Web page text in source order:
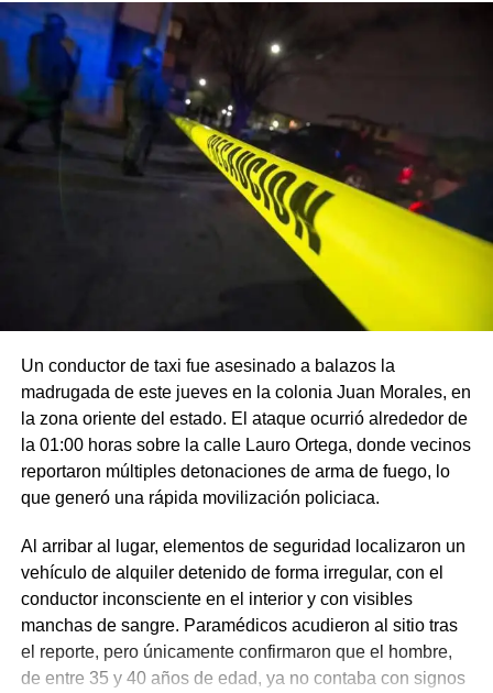
Un conductor de taxi fue asesinado a balazos la
madrugada de este jueves en la colonia Juan Morales, en
la zona oriente del estado. El ataque ocurrió alrededor de
la 01:00 horas sobre la calle Lauro Ortega, donde vecinos
reportaron múltiples detonaciones de arma de fuego, lo
que generó una rápida movilización policiaca.
Al arribar al lugar, elementos de seguridad localizaron un
vehículo de alquiler detenido de forma irregular, con el
conductor inconsciente en el interior y con visibles
manchas de sangre. Paramédicos acudieron al sitio tras
el reporte, pero únicamente confirmaron que el hombre,
de entre 35 y 40 años de edad, ya no contaba con signos